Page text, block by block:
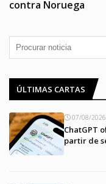
contra Noruega
ÚLTIMAS CARTAS
07/08/2026
ChatGPT
partir de